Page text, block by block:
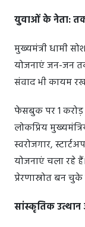
युवाओं के नेता:
मुख्यमंत्री धामी
योजनाएं जन-जन
संवाद भी कायम
फेसबुक पर 1
लोकप्रिय
स्वरोजगार,
योजनाएं चला रहे
प्रेरणास्रोत बन चुके
सांस्कृतिक उत्थान